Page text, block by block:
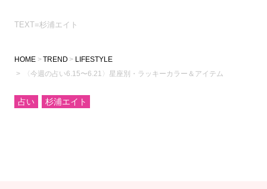
TEXT=杉浦エイト
HOME TREND
LIFESTYLE
〈今週の占い6.15〜6.21〉星座別・ラッキーカラー＆アイテム
占い 杉浦エイト